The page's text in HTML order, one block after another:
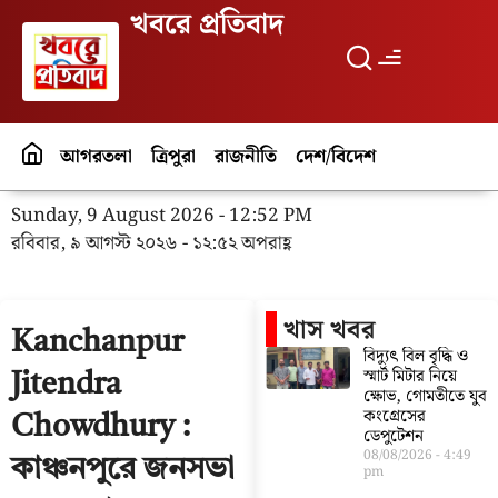
খবরে প্রতিবাদ
আগরতলা ত্রিপুরা রাজনীতি দেশ/বিদেশ
Sunday, 9 August 2026 - 12:52 PM
রবিবার, ৯ আগস্ট ২০২৬ - ১২:৫২ অপরাহ্ণ
Kanchanpur
Jitendra
Chowdhury :
কাঞ্চনপুরে জনসভা
খাস খবর
বিদ্যুৎ বিল বৃদ্ধি ও
স্মার্ট মিটার নিয়ে
ক্ষোভ, গোমতীতে যুব
কংগ্রেসের
ডেপুটেশন
08/08/2026 4:49
pm